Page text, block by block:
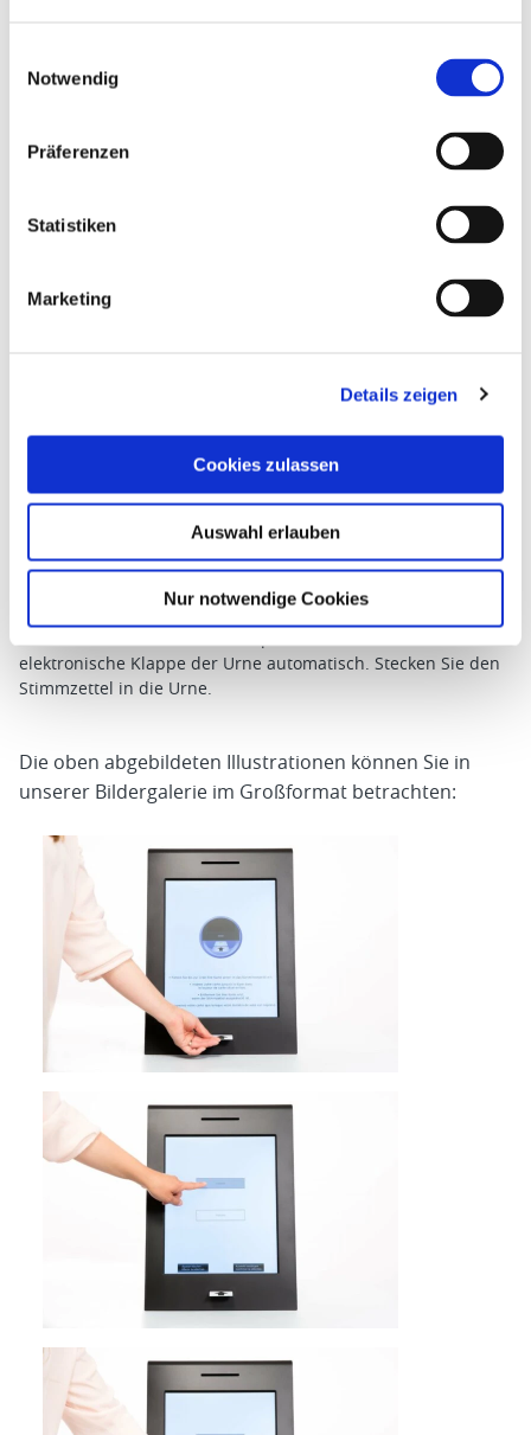
Notwendig
Präferenzen
Statistiken
Marketing
Details zeigen
Cookies zulassen
Auswahl erlauben
Nur notwendige Cookies
Begeben Sie sich zur Urne. Geben Sie einem dort
10. Abgabe des Stimmzettels
elektronische Klappe der Urne automatisch. Stecken Sie den
Stimmzettel in die Urne.
Die oben abgebildeten Illustrationen können Sie in
unserer Bildergalerie im Großformat betrachten: